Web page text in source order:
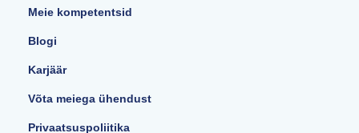
Meie kompetentsid
Blogi
Karjäär
Võta meiega ühendust
Privaatsuspoliitika